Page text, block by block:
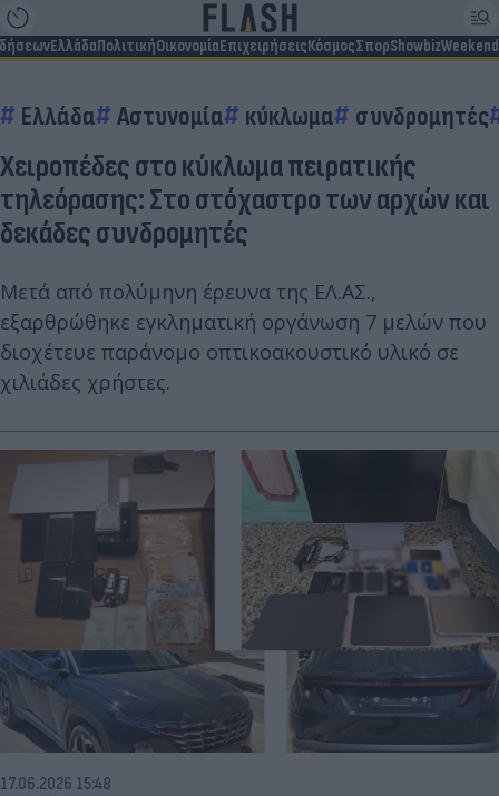
ΕλλάδαΠολιτικήΟικονομίαΕπιχειρήσειςΚόσμοςΣπορShowbizWeekend
Ελλάδα Αστυνομία κύκλωμα συνδρομητές
Χειροπέδες στο κύκλωμα πειρατικής
τηλεόρασης: Στο στόχαστρο των αρχών και
δεκάδες συνδρομητές
Μετά από πολύμηνη έρευνα της ΕΛ.ΑΣ.,
εξαρθρώθηκε εγκληματική οργάνωση 7 μελών που
διοχέτευε παράνομο οπτικοακουστικό υλικό σε
χιλιάδες χρήστες.
17.06.2026 15:48